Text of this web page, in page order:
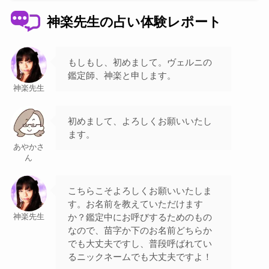
神楽先生の占い体験レポート
神楽先生
もしもし、初めまして。ヴェルニの
鑑定師、神楽と申します。
あやかさ
ん
初めまして、よろしくお願いいたし
ます。
神楽先生
こちらこそよろしくお願いいたしま
す。お名前を教えていただけます
か？鑑定中にお呼びするためのもの
なので、苗字か下のお名前どちらか
でも大丈夫ですし、普段呼ばれてい
るニックネームでも大丈夫ですよ！